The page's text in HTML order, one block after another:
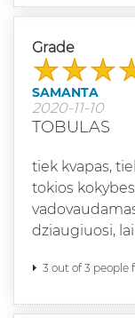
Grade
SAMANTA
2020-11-10
TOBULAS
tiek kvapas,
tokios
dziaugiuosi,
3 out of 3 people